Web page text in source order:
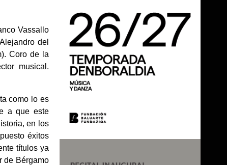
Vassallo
del
Coro de la
musical.
como lo es
a que este
en los
éxitos
títulos ya
de Bérgamo